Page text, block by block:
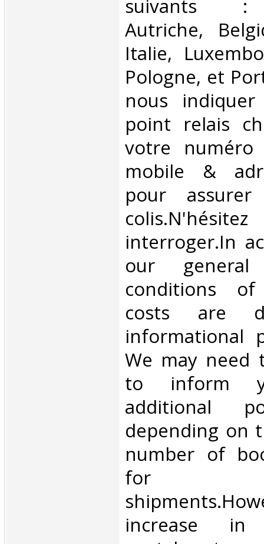
suivants :
Autriche,
Italie,
Pologne, et
nous
point relais
votre numéro
mobile &
pour
interroger.In
our
conditions of
costs are
informational
We may need
to inform
additional
depending on
number of
for
increase in